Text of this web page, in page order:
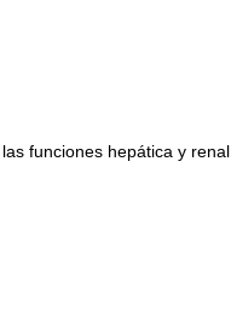
funciones hepática y renal.